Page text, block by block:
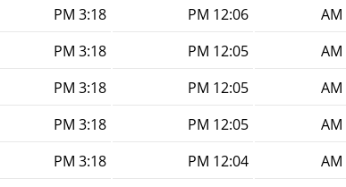
12:06 PM
3:18 PM
12:05 PM
3:18 PM
12:05 PM
3:18 PM
12:05 PM
3:18 PM
12:04 PM
3:18 PM